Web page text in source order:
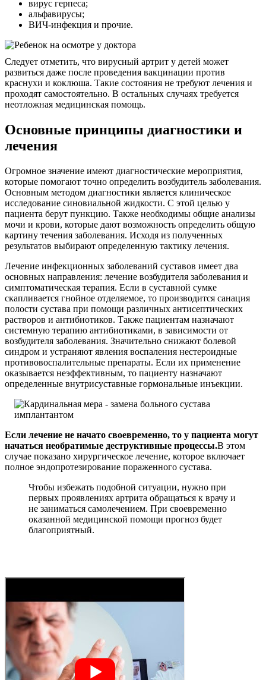
вирус герпеса;
альфавирусы;
ВИЧ-инфекция и прочие.
Следует отметить, что вирусный артрит у детей может
развиться даже после проведения вакцинации против
краснухи и коклюша. Такие состояния не требуют лечения и
проходят самостоятельно. В остальных случаях требуется
неотложная медицинская помощь.
Основные принципы диагностики и
лечения
Огромное значение имеют диагностические мероприятия,
которые помогают точно определить возбудитель заболевания.
Основным методом диагностики является клиническое
исследование синовиальной жидкости. С этой целью у
пациента берут пункцию. Также необходимы общие анализы
мочи и крови, которые дают возможность определить общую
картину течения заболевания. Исходя из полученных
результатов выбирают определенную тактику лечения.
Лечение инфекционных заболеваний суставов имеет два
основных направления: лечение возбудителя заболевания и
симптоматическая терапия. Если в суставной сумке
скапливается гнойное отделяемое, то производится санация
полости сустава при помощи различных антисептических
растворов и антибиотиков. Также пациентам назначают
системную терапию антибиотиками, в зависимости от
возбудителя заболевания. Значительно снижают болевой
синдром и устраняют явления воспаления нестероидные
противовоспалительные препараты. Если их применение
оказывается неэффективным, то пациенту назначают
определенные внутрисуставные гормональные инъекции.
Если лечение не начато своевременно, то у пациента могут
начаться необратимые деструктивные процессы.В этом
случае показано хирургическое лечение, которое включает
полное эндопротезирование пораженного сустава.
Чтобы избежать подобной ситуации, нужно при
первых проявлениях артрита обращаться к врачу и
не заниматься самолечением. При своевременно
оказанной медицинской помощи прогноз будет
благоприятный.